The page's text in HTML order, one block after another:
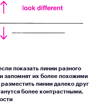
показать линии разного
запомнят их более похожими
линии далеко друг
более контрастными,